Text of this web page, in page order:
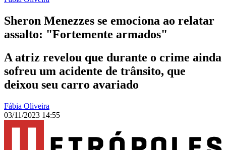
Sheron Menezzes se emociona ao relatar
assalto: "Fortemente armados"
A atriz revelou que durante o crime ainda
sofreu um acidente de trânsito, que
deixou seu carro avariado
Fábia Oliveira
03/11/2023 14:55